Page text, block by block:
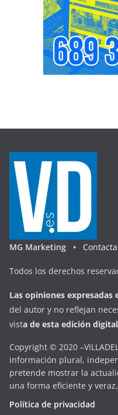
MG Marketing •
Todos los derechos
Las opiniones expresadas
del autor y no reflejan
vista de esta edición digital
Copyright © 2020
información plural,
pretende mostrar la
una forma eficiente y
Política de privacidad